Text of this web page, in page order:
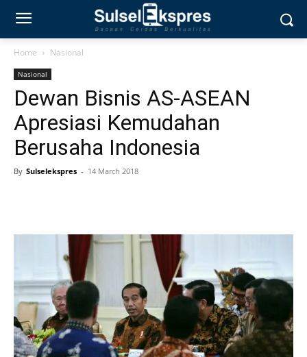
Home Nasional
Nasional
Dewan Bisnis AS-ASEAN
Apresiasi Kemudahan
Berusaha Indonesia
By Sulselekspres - 14 March 2018